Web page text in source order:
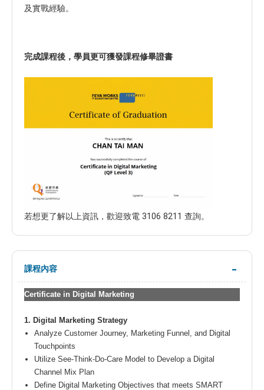
及實戰經驗。
完成課程後，學員更可獲發課程修畢證書
若想更了解以上資訊，歡迎致電 3106 8211 查詢。
課程內容
Certificate in Digital Marketing
1. Digital Marketing Strategy
Analyze Customer Journey, Marketing Funnel, and Digital
Touchpoints
Utilize See-Think-Do-Care Model to Develop a Digital
Channel Mix Plan
Define Digital Marketing Objectives that meets SMART